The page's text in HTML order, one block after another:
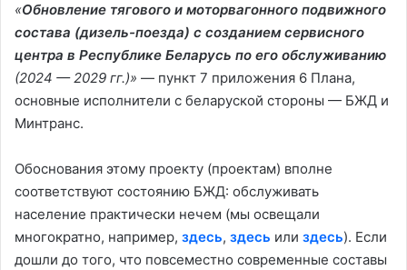
«Обновление тягового и моторвагонного подвижного
состава (дизель-поезда) с созданием сервисного
центра в Республике Беларусь по его обслуживанию
(2024 — 2029 гг.)» — пункт 7 приложения 6 Плана,
основные исполнители с беларуской стороны — БЖД и
Минтранс.
Обоснования этому проекту (проектам) вполне
соответствуют состоянию БЖД: обслуживать
население практически нечем (мы освещали
многократно, например, здесь, здесь или здесь). Если
дошли до того, что повсеместно современные составы